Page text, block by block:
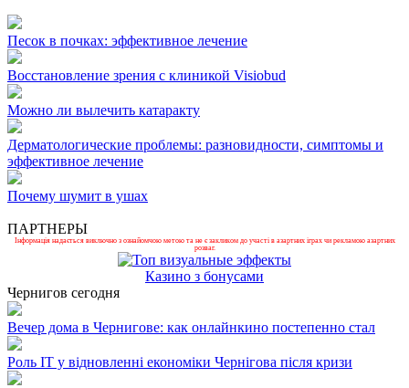
Песок в почках: эффективное лечение
Восстановление зрения с клиникой Visiobud
Можно ли вылечить катаракту
Дерматологические проблемы: разновидности, симптомы и
эффективное лечение
Почему шумит в ушах
ПАРТНЕРЫ
Інформація надається виключно з ознайомчою метою та не є закликом до участі в азартних іграх чи рекламою азартних
розваг.
Казино з бонусами
Чернигов сегодня
Вечер дома в Чернигове: как онлайнкино постепенно стал
Роль ІТ у відновленні економіки Чернігова після кризи